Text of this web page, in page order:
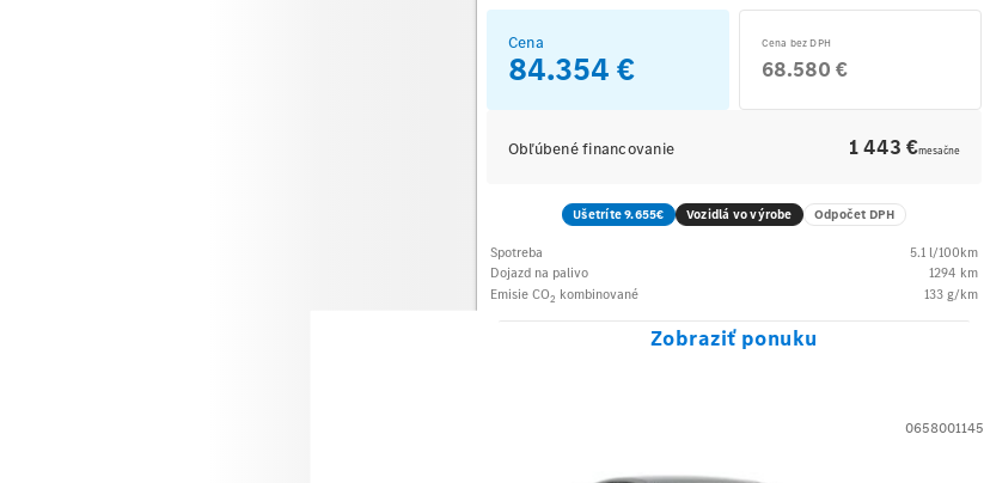
Cena
84.354 €
Cena bez DPH
68.580 €
Obľúbené financovanie 1 443 €mesačne
Ušetríte 9.655€ Vozidlá vo výrobe Odpočet DPH
Spotreba 5.1 l/100km
Dojazd na palivo
1294 km
Emisie CO2 kombinované 133 g/km
Zobraziť ponuku
0658001145